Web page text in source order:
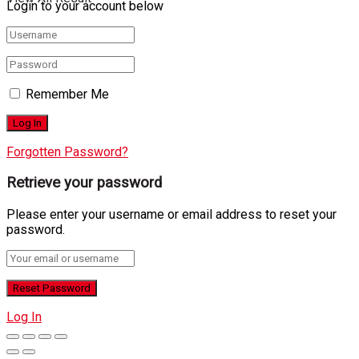
Login to your account below
Remember Me
Forgotten Password?
Retrieve your password
Please enter your username or email address to reset your
password.
Log In